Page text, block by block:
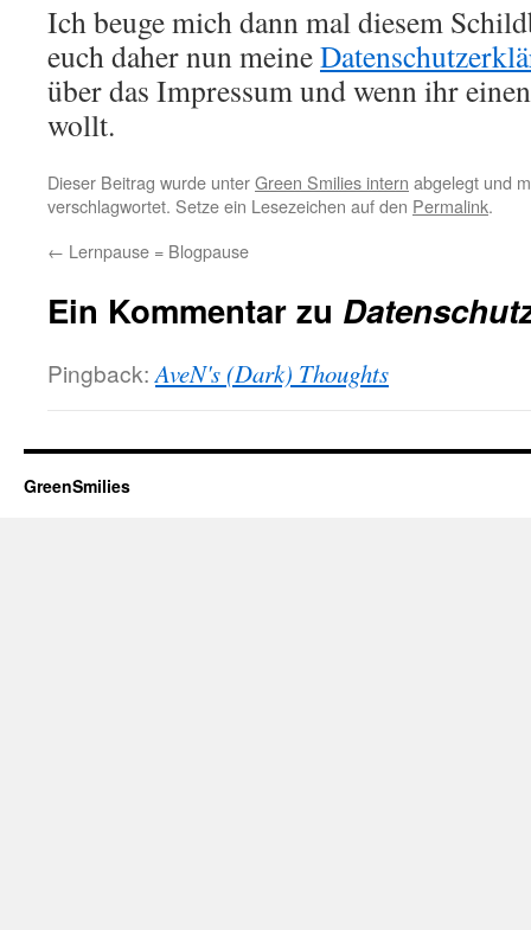
Ich beuge mich dann mal diesem
euch daher nun meine
über das Impressum und wenn ihr
wollt.
Dieser Beitrag wurde unterGreen Smilies intern abgelegt und
verschlagwortet. Setze ein Lesezeichen auf den Permalink.
← Lernpause = Blogpause
Ein Kommentar zu
Pingback: AveN's (Dark) Thoughts
GreenSmilies